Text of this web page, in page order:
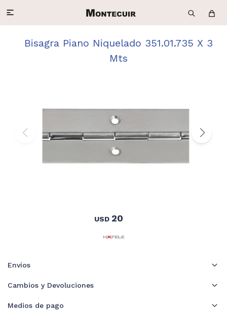

Bisagra Piano Niquelado 351.01.735 X 3
Mts
USD 20
Envíos
Cambios y Devoluciones
Medios de pago